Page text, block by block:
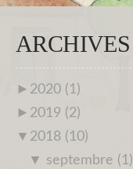
ARCHIVES
► 2020 (1)
► 2019 (2)
▼ 2018 (10)
▼ septembre (1)